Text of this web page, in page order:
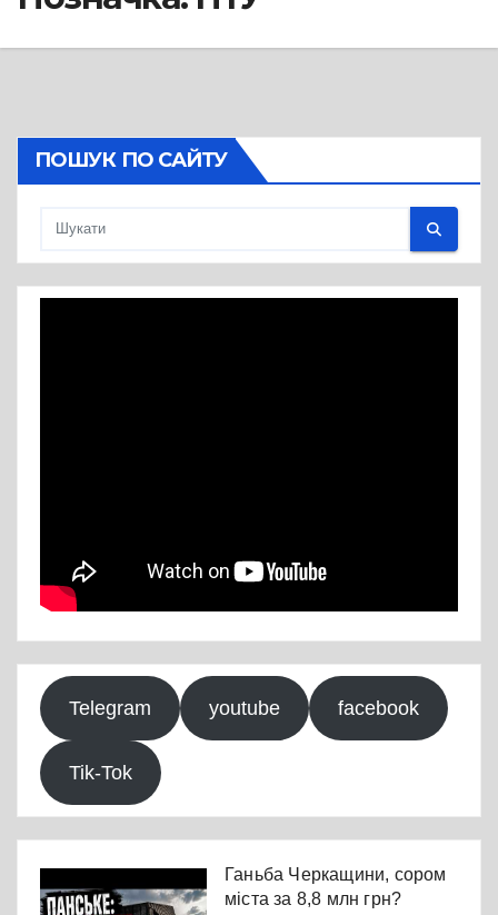
ПОШУК ПО САЙТУ
Telegram youtube facebook
Tik-Tok
Ганьба Черкащини, сором
міста за 8,8 млн грн?